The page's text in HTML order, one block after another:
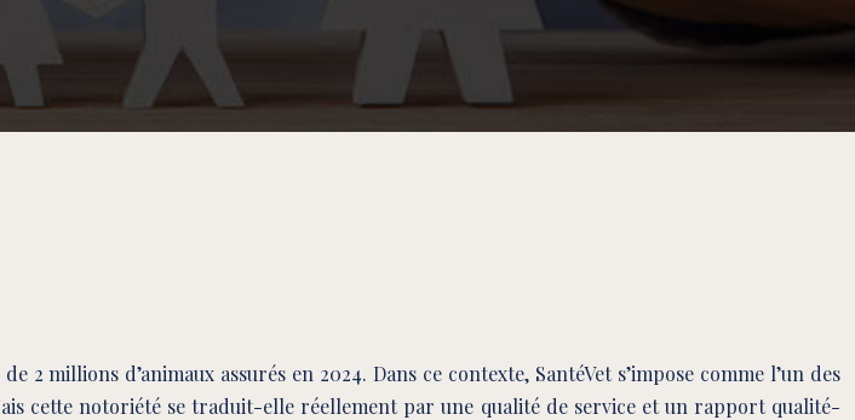
millions d’animaux assurés en 2024. Dans ce contexte, SantéVet s’impose comme l’un des
cette notoriété se traduit-elle réellement par une qualité de service et un rapport qualité-